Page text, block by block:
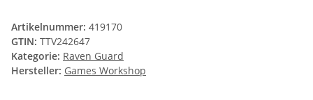
Artikelnummer: 419170
GTIN: TTV242647
Kategorie: Raven Guard
Hersteller: Games Workshop